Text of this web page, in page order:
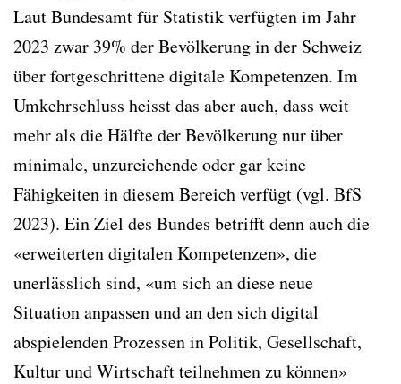
Laut Bundesamt für Statistik verfügten im Jahr
2023 zwar 39% der Bevölkerung in der Schweiz
über fortgeschrittene digitale Kompetenzen. Im
Umkehrschluss heisst das aber auch, dass weit
mehr als die Hälfte der Bevölkerung nur über
minimale, unzureichende oder gar keine
Fähigkeiten in diesem Bereich verfügt (vgl. BfS
2023). Ein Ziel des Bundes betrifft denn auch die
«erweiterten digitalen Kompetenzen», die
unerlässlich sind, «um sich an diese neue
Situation anpassen und an den sich digital
abspielenden Prozessen in Politik, Gesellschaft,
Kultur und Wirtschaft teilnehmen zu können»